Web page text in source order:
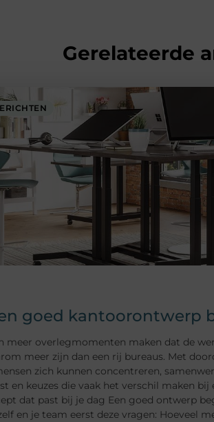
Gerelateerde
goed kantoorontwerp
meer overlegmomenten maken dat de
meer zijn dan een rij bureaus. Met
zich kunnen concentreren,
en keuzes die vaak het verschil maken
dat past bij je dag Een goed ontwerp
en je team eerst deze vragen: Hoeveel